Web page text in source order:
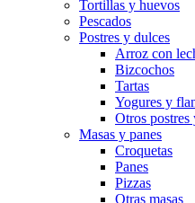
Tortillas y huevos
Pescados
Postres y dulces
Arroz con
Bizcochos
Tartas
Yogures y
Otros postres
Masas y panes
Croquetas
Panes
Pizzas
Otras masas